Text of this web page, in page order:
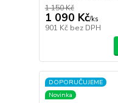
1 150 Kč
1 090 Kč/ks
901 Kč bez DPH
DOPORUČUJEME
Novinka